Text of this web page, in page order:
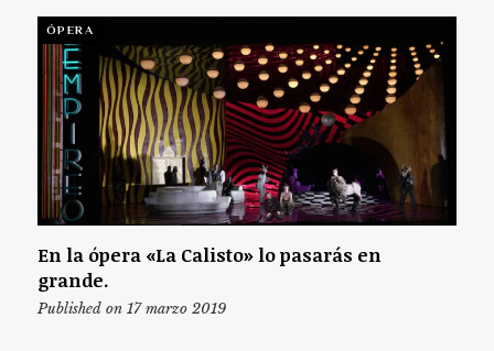
ÓPERA
En la ópera «La Calisto» lo pasarás en
grande.
Published on 17 marzo 2019